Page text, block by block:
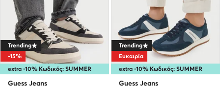
extra -10% Κωδικός: SUMMER
Trending
-15%
Guess Jeans
extra -10% Κωδικός: SUMMER
Trending
Ευκαιρία
Guess Jeans